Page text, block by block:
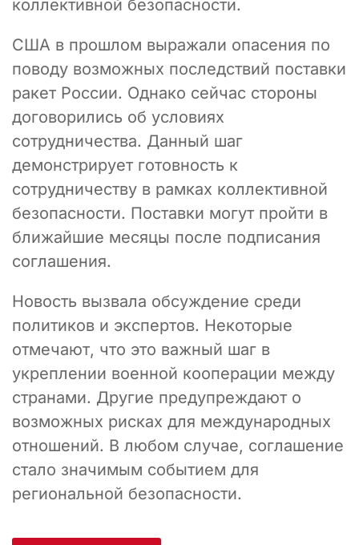
коллективной безопасности.
США в прошлом выражали опасения по
поводу возможных последствий поставки
ракет России. Однако сейчас стороны
договорились об условиях
сотрудничества. Данный шаг
демонстрирует готовность к
сотрудничеству в рамках коллективной
безопасности. Поставки могут пройти в
ближайшие месяцы после подписания
соглашения.
Новость вызвала обсуждение среди
политиков и экспертов. Некоторые
отмечают, что это важный шаг в
укреплении военной кооперации между
странами. Другие предупреждают о
возможных рисках для международных
отношений. В любом случае, соглашение
стало значимым событием для
региональной безопасности.